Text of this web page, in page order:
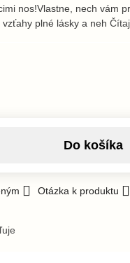
nos!Vlastne, nech vám
plné lásky a neh
Do košíka
Otázka k produktu